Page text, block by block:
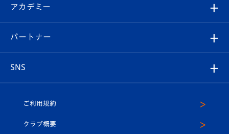
イベント
メディア
ホームタウン
スタッフプロフィール
マスコット紹介
ヴィヴィくんの長崎おもてなしガイド
スタジアムグルメ
V-LOVERS（ファンクラブ）
プレイヤーズスイート
オンラインショップ
店舗情報
アカデミー
育成からのお知らせ
U-18
パートナー
SNS
ヴィヴィくんインスタグラム
ご利用規約
クラブ概要